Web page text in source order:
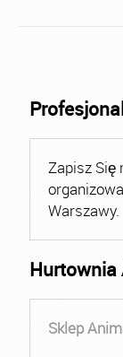
Zapisz Się
Warszawy.
Hurtownia
Sklep